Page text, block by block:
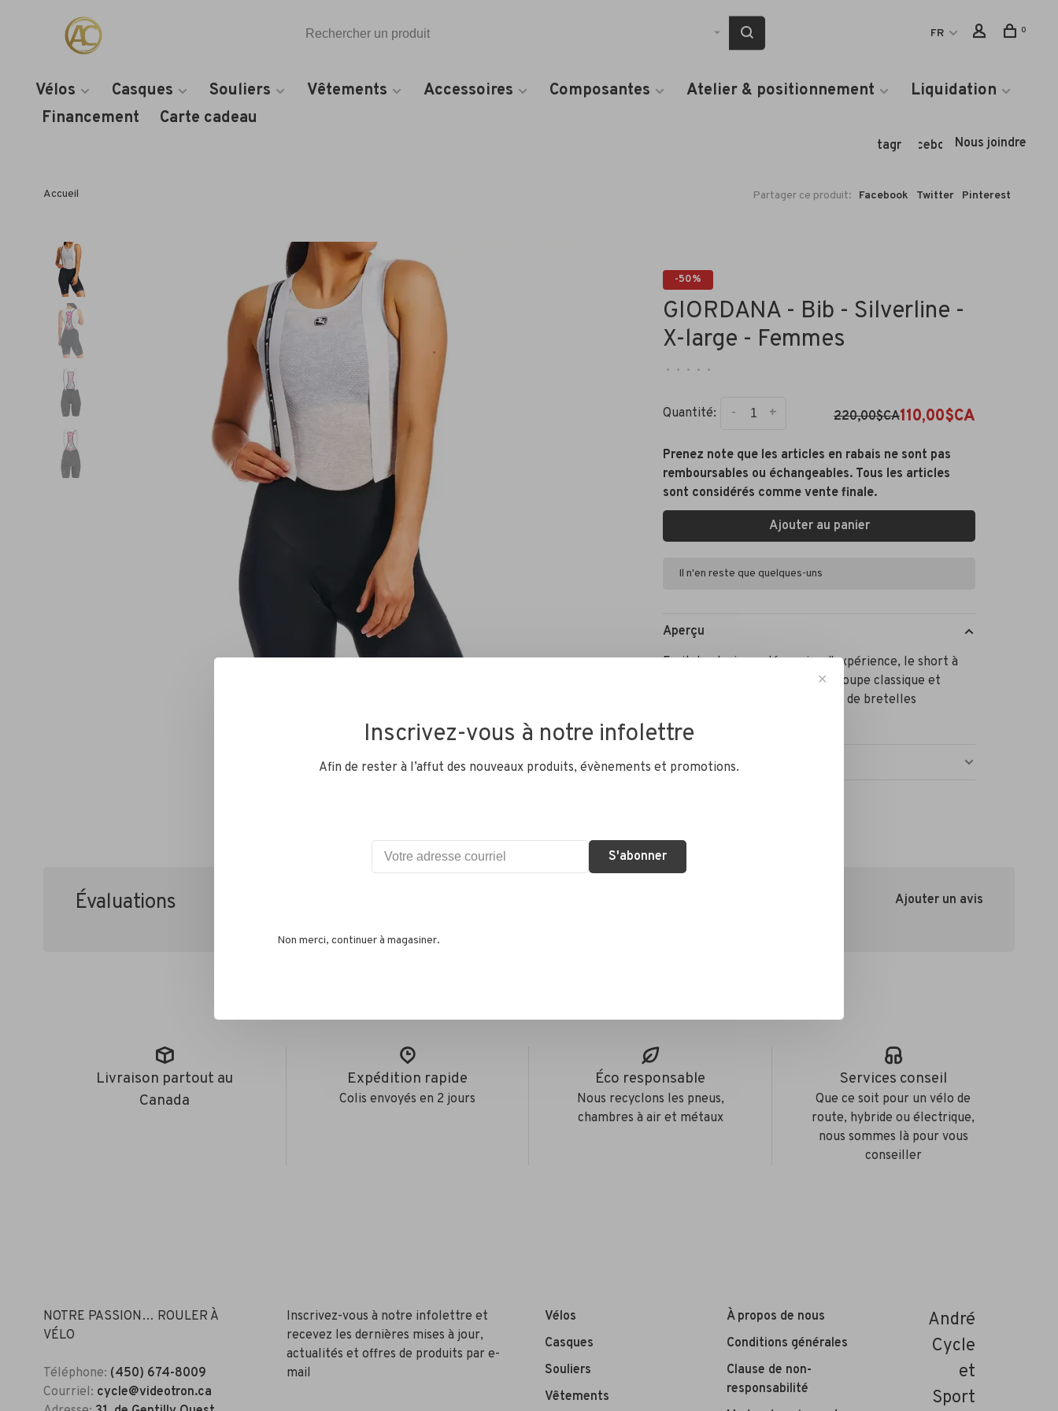
FR 0
Vélos Casques Souliers Vêtements Accessoires Composantes Atelier & positionnement
Liquidation
Financement
Carte cadeau
InstagramFacebookNous joindre
Accueil Partager ce produit: Facebook Twitter Pinterest
-50%
GIORDANA - Bib - Silverline -
X-large - Femmes
• • • • •
Quantité: +
- 220,00$CA110,00$CA
Prenez note que les articles en rabais ne sont pas
remboursables ou échangeables. Tous les articles
sont considérés comme vente finale.
Ajouter au panier
Il n'en reste que quelques-uns
Aperçu
Fruit de plusieurs décennies d'expérience, le short à
bretelles SilverLine offre une coupe classique et
confortable grâce à un système de bretelles
supérieures repensé.
Details
Évaluations Ajouter un avis
Livraison partout au
Canada
Expédition rapide
Colis envoyés en 2 jours
Éco responsable
Nous recyclons les pneus,
chambres à air et métaux
Services conseil
Que ce soit pour un vélo de
route, hybride ou électrique,
nous sommes là pour vous
conseiller
NOTRE PASSION… ROULER À
VÉLO
Téléphone: (450) 674-8009
Courriel: cycle@videotron.ca
Inscrivez-vous à notre infolettre et
recevez les dernières mises à jour,
actualités et offres de produits par e-
mail
Vélos
Casques
Souliers
Vêtements
À propos de nous
Conditions générales
Clause de non-
responsabilité
André
Cycle
et
Sport
✕
Inscrivez-vous à notre infolettre
Afin de rester à l’affut des nouveaux produits, évènements et promotions.
S'abonner
Non merci, continuer à magasiner.